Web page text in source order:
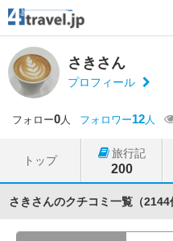
さきさん
プロフィール
フォロー0人 フォロワー12人
トップ
旅行記
200
さきさんのクチコミ一覧（2144